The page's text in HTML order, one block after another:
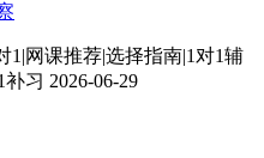
1|网课推荐|选择指南|1对1辅
补习 2026-06-29